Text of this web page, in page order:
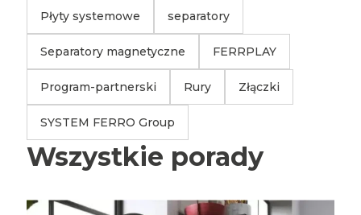
Płyty systemowe separatory
Separatory magnetyczne FERRPLAY
Program-partnerski Rury Złączki
SYSTEM FERRO Group
Wszystkie porady